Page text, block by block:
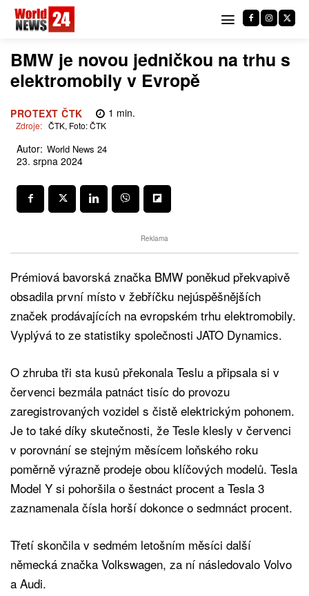
BMW je novou jedničkou na trhu s
elektromobily v Evropě
PROTEXT ČTK 1 min.
Zdroje: ČTK, Foto: ČTK
Autor: World News 24
23. srpna 2024
Reklama
Prémiová bavorská značka BMW poněkud překvapivě
obsadila první místo v žebříčku nejúspěšnějších
značek prodávajících na evropském trhu elektromobily.
Vyplývá to ze statistiky společnosti JATO Dynamics.
O zhruba tři sta kusů překonala Teslu a připsala si v
červenci bezmála patnáct tisíc do provozu
zaregistrovaných vozidel s čistě elektrickým pohonem.
Je to také díky skutečnosti, že Tesle klesly v červenci
v porovnání se stejným měsícem loňského roku
poměrně výrazně prodeje obou klíčových modelů. Tesla
Model Y si pohoršila o šestnáct procent a Tesla 3
zaznamenala čísla horší dokonce o sedmnáct procent.
Třetí skončila v sedmém letošním měsíci další
německá značka Volkswagen, za ní následovalo Volvo
a Audi.